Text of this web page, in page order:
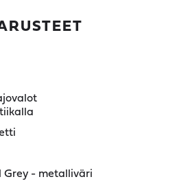
Grey - metalliväri